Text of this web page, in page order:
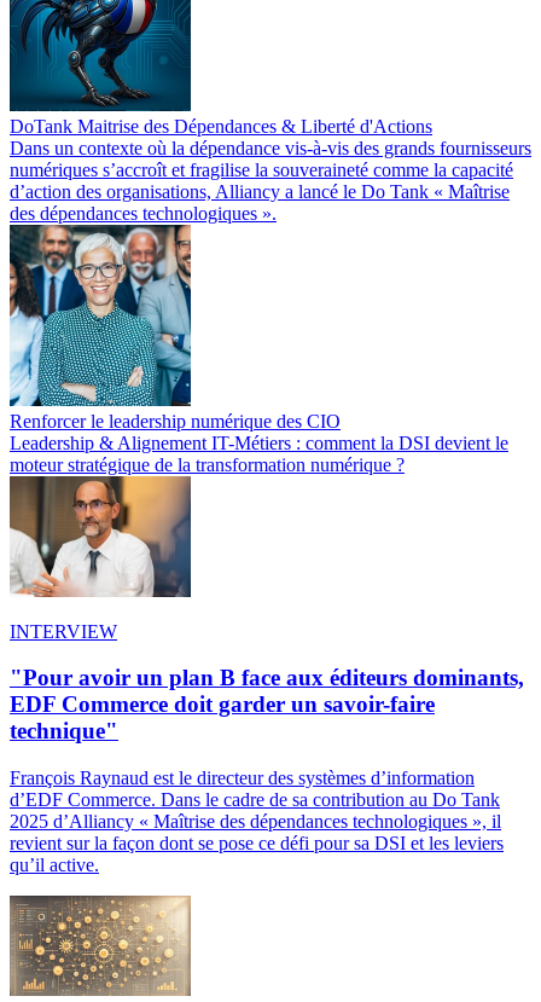
DoTank Maitrise des Dépendances & Liberté d'Actions
Dans un contexte où la dépendance vis-à-vis des grands fournisseurs
numériques s’accroît et fragilise la souveraineté comme la capacité
d’action des organisations, Alliancy a lancé le Do Tank « Maîtrise
des dépendances technologiques ».
Renforcer le leadership numérique des CIO
Leadership & Alignement IT-Métiers : comment la DSI devient le
moteur stratégique de la transformation numérique ?
INTERVIEW
"Pour avoir un plan B face aux éditeurs dominants,
EDF Commerce doit garder un savoir-faire
technique"
François Raynaud est le directeur des systèmes d’information
d’EDF Commerce. Dans le cadre de sa contribution au Do Tank
2025 d’Alliancy « Maîtrise des dépendances technologiques », il
revient sur la façon dont se pose ce défi pour sa DSI et les leviers
qu’il active.